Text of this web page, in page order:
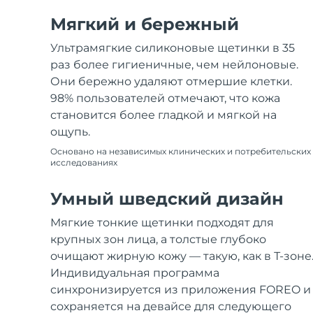
Мягкий и бережный
Ультрамягкие силиконовые щетинки в 35
раз более гигиеничные, чем нейлоновые.
Они бережно удаляют отмершие клетки.
98% пользователей отмечают, что кожа
становится более гладкой и мягкой на
ощупь.
Основано на независимых клинических и потребительских
исследованиях
Умный шведский дизайн
Мягкие тонкие щетинки подходят для
крупных зон лица, а толстые глубоко
очищают жирную кожу — такую, как в Т-зоне.
Индивидуальная программа
синхронизируется из приложения FOREO и
сохраняется на девайсе для следующего